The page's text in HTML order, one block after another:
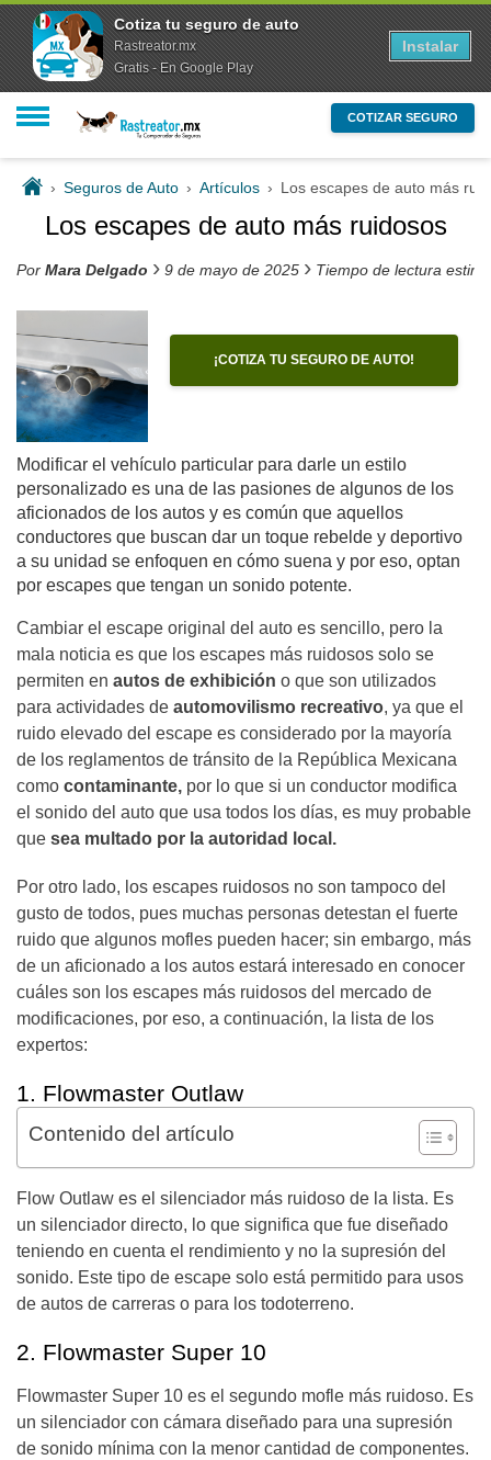
COTIZAR SEGURO
› Seguros de Auto › Artículos › Los escapes de auto más
Los escapes de auto más ruidosos
Por Mara Delgado › 9 de mayo de 2025 › Tiempo de lectura
¡COTIZA TU SEGURO DE AUTO!
Modificar el vehículo particular para darle un estilo
personalizado es una de las pasiones de algunos de los
aficionados de los autos y es común que aquellos
conductores que buscan dar un toque rebelde y deportivo
a su unidad se enfoquen en cómo suena y por eso, optan
por escapes que tengan un sonido potente.
Cambiar el escape original del auto es sencillo, pero la
mala noticia es que los escapes más ruidosos solo se
permiten en autos de exhibición o que son utilizados
para actividades de automovilismo recreativo, ya que el
ruido elevado del escape es considerado por la mayoría
de los reglamentos de tránsito de la República Mexicana
como contaminante, por lo que si un conductor modifica
el sonido del auto que usa todos los días, es muy probable
que sea multado por la autoridad local.
Por otro lado, los escapes ruidosos no son tampoco del
gusto de todos, pues muchas personas detestan el fuerte
ruido que algunos mofles pueden hacer; sin embargo, más
de un aficionado a los autos estará interesado en conocer
cuáles son los escapes más ruidosos del mercado de
modificaciones, por eso, a continuación, la lista de los
expertos:
1. Flowmaster Outlaw
Contenido del artículo
Flow Outlaw es el silenciador más ruidoso de la lista. Es
un silenciador directo, lo que significa que fue diseñado
teniendo en cuenta el rendimiento y no la supresión del
sonido. Este tipo de escape solo está permitido para usos
de autos de carreras o para los todoterreno.
2. Flowmaster Super 10
Flowmaster Super 10 es el segundo mofle más ruidoso. Es
un silenciador con cámara diseñado para una supresión
de sonido mínima con la menor cantidad de componentes.
Cotiza tu seguro de auto
Rastreator.mx
Gratis - En Google Play
Instalar